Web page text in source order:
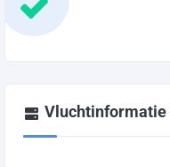
Vluchtinformatie